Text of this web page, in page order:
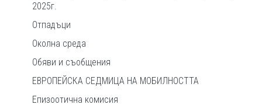
2025г.
Отпадъци
Околна среда
Обяви и съобщения
ЕВРОПЕЙСКА СЕДМИЦА НА МОБИЛНОСТТА
Епизоотична комисия